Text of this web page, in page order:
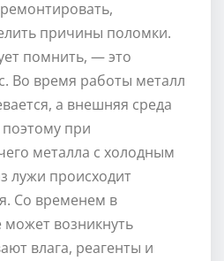
причины поломки.
помнить, — это
Во время работы металл
а внешняя среда
поэтому при
металла с холодным
лужи происходит
Со временем в
возникнуть
влага, реагенты и